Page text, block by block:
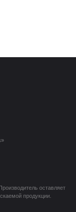
оставляет
продукции.